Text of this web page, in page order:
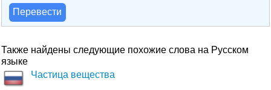
Перевести
Также найдены следующие похожие слова на Русском
языке
Частица вещества